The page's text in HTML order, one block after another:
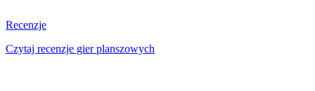
Recenzje
Czytaj recenzje gier planszowych